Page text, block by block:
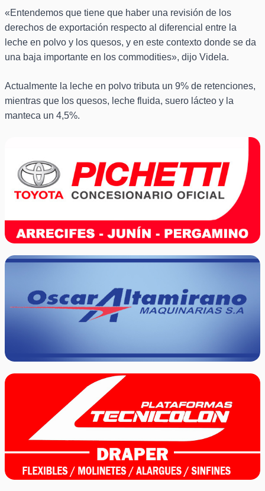
«Entendemos que tiene que haber una revisión de los
derechos de exportación respecto al diferencial entre la
leche en polvo y los quesos, y en este contexto donde se da
una baja importante en los commodities», dijo Videla.
Actualmente la leche en polvo tributa un 9% de retenciones,
mientras que los quesos, leche fluida, suero lácteo y la
manteca un 4,5%.